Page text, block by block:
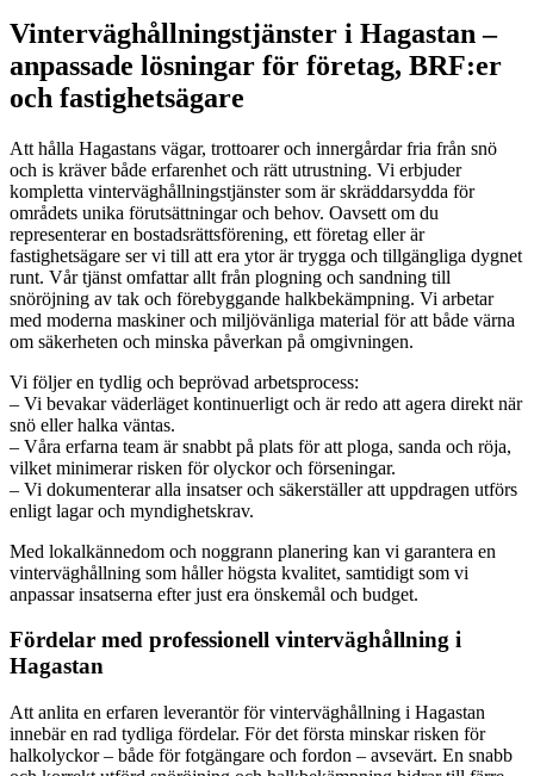
Vinterväghållningstjänster i Hagastan –
anpassade lösningar för företag, BRF:er
och fastighetsägare
Att hålla Hagastans vägar, trottoarer och innergårdar fria från snö
och is kräver både erfarenhet och rätt utrustning. Vi erbjuder
kompletta vinterväghållningstjänster som är skräddarsydda för
områdets unika förutsättningar och behov. Oavsett om du
representerar en bostadsrättsförening, ett företag eller är
fastighetsägare ser vi till att era ytor är trygga och tillgängliga dygnet
runt. Vår tjänst omfattar allt från plogning och sandning till
snöröjning av tak och förebyggande halkbekämpning. Vi arbetar
med moderna maskiner och miljövänliga material för att både värna
om säkerheten och minska påverkan på omgivningen.
Vi följer en tydlig och beprövad arbetsprocess:
– Vi bevakar väderläget kontinuerligt och är redo att agera direkt när
snö eller halka väntas.
– Våra erfarna team är snabbt på plats för att ploga, sanda och röja,
vilket minimerar risken för olyckor och förseningar.
– Vi dokumenterar alla insatser och säkerställer att uppdragen utförs
enligt lagar och myndighetskrav.
Med lokalkännedom och noggrann planering kan vi garantera en
vinterväghållning som håller högsta kvalitet, samtidigt som vi
anpassar insatserna efter just era önskemål och budget.
Fördelar med professionell vinterväghållning i
Hagastan
Att anlita en erfaren leverantör för vinterväghållning i Hagastan
innebär en rad tydliga fördelar. För det första minskar risken för
halkolyckor – både för fotgängare och fordon – avsevärt. En snabb